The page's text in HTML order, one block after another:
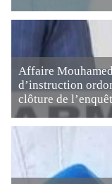
Affaire
d’instruction
clôture de